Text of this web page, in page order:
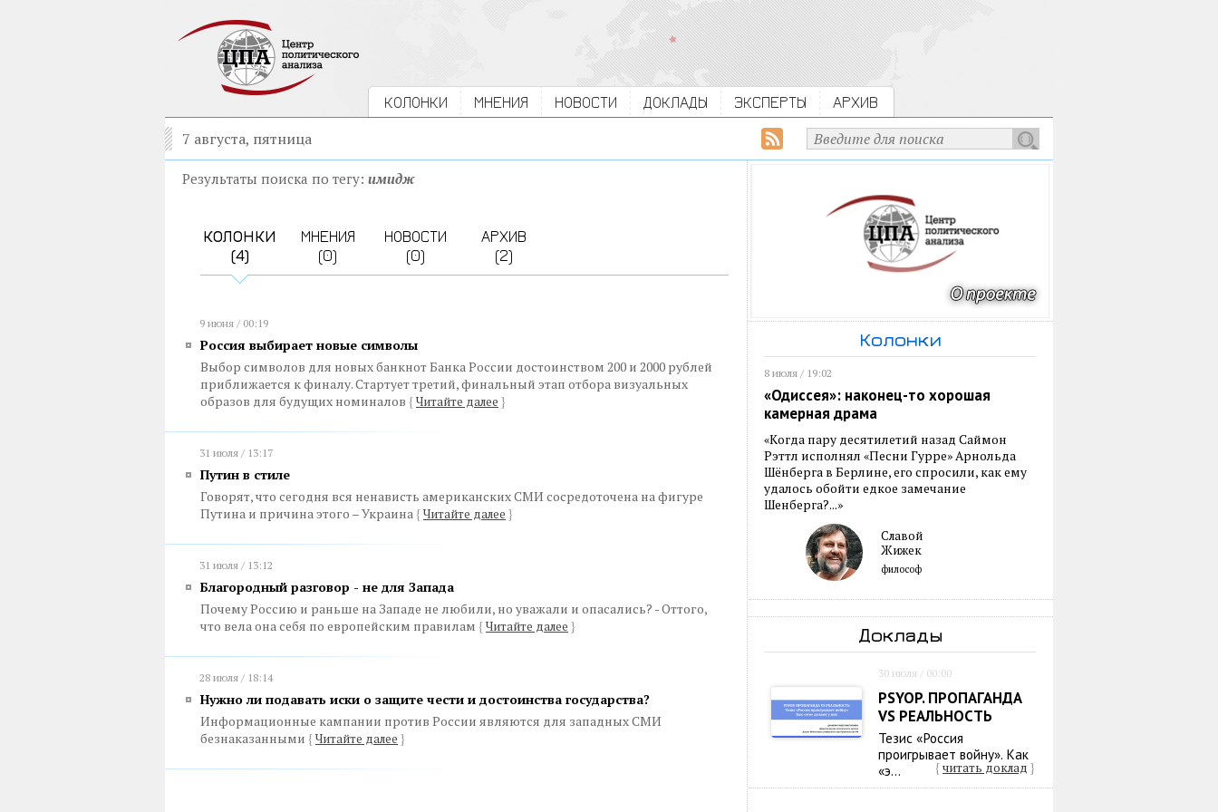
КОЛОНКИ МНЕНИЯ НОВОСТИ ДОКЛАДЫ ЭКСПЕРТЫ АРХИВ
7 августа, пятница
Результаты поиска по тегу: имидж
КОЛОНКИ
(4)
МНЕНИЯ
(0)
НОВОСТИ
(0)
АРХИВ
(2)
9 июня / 00:19
Россия выбирает новые символы
Выбор символов для новых банкнот Банка России достоинством 200 и 2000 рублей
приближается к финалу. Стартует третий, финальный этап отбора визуальных
образов для будущих номиналов { Читайте далее }
31 июля / 13:17
Путин в стиле
Говорят, что сегодня вся ненависть американских СМИ сосредоточена на фигуре
Путина и причина этого – Украина { Читайте далее }
31 июля / 13:12
Благородный разговор - не для Запада
Почему Россию и раньше на Западе не любили, но уважали и опасались? - Оттого,
что вела она себя по европейским правилам { Читайте далее }
28 июля / 18:14
Нужно ли подавать иски о защите чести и достоинства государства?
Информационные кампании против России являются для западных СМИ
безнаказанными { Читайте далее }
Колонки
8 июля / 19:02
«Одиссея»: наконец-то хорошая
камерная драма
«Когда пару десятилетий назад Саймон
Рэттл исполнял «Песни Гурре» Арнольда
Шёнберга в Берлине, его спросили, как ему
удалось обойти едкое замечание
Шенберга?...»
Славой
Жижек
философ
Доклады
30 июля / 00:00
PSYOP. ПРОПАГАНДА
VS РЕАЛЬНОСТЬ
Тезис «Россия
проигрывает войну». Как
«э...
{ читать доклад }